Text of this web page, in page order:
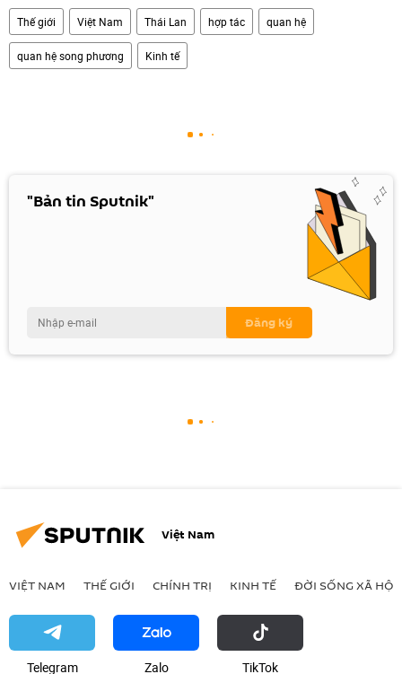
Thế giới Việt Nam Thái Lan hợp tác quan hệ
quan hệ song phương Kinh tế
"Bản tin Sputnik"
Việt Nam
VIỆT NAM THẾ GIỚI CHÍNH TRỊ KINH TẾ ĐỜI SỐNG XÃ HỘI
Telegram Zalo ТikТоk